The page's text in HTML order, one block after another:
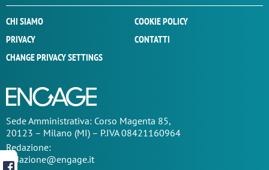
CHI SIAMO
COOKIE POLICY
PRIVACY
CONTATTI
CHANGE PRIVACY SETTINGS
SedeAmministrativa: Corso Magenta 85,
20123 – Milano (MI) – P.IVA 08421160964
Redazione:
redazione@engage.it